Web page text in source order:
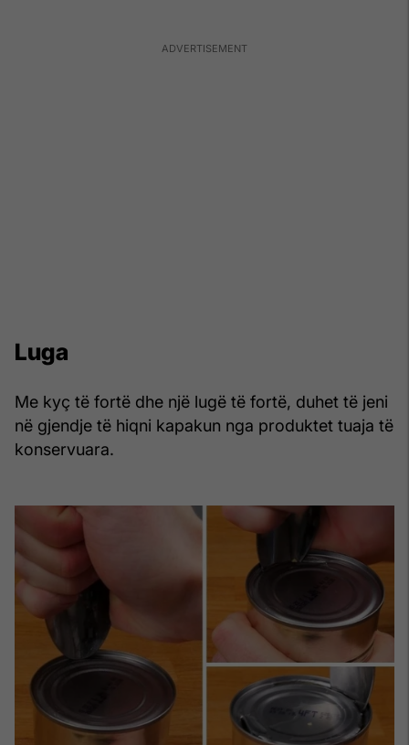
Luga
Me kyç të fortë dhe një lugë të fortë, duhet të jeni
në gjendje të hiqni kapakun nga produktet tuaja të
konservuara.